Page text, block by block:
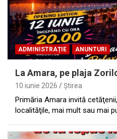
ADMINISTRAȚIE ANUNTURI
La Amara, pe plaja
10 iunie 2026 Ştirea
Primăria Amara invită
localităţile, mai mult sau mai